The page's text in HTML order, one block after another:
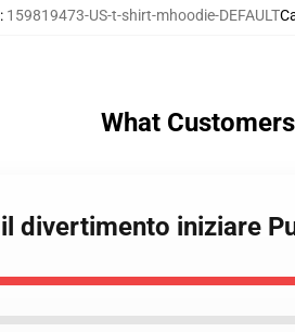
: 159819473-US-t-shirt-mhoodie-DEFAULT
What
divertimento iniziare